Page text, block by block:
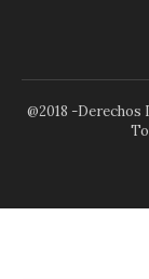
@2018 -